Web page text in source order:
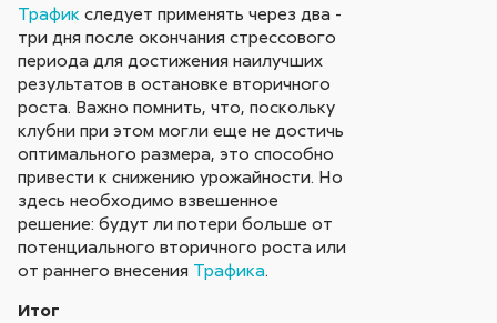
Трафик следует применять через два -
три дня после окончания стрессового
периода для достижения наилучших
результатов в остановке вторичного
роста. Важно помнить, что, поскольку
клубни при этом могли еще не достичь
оптимального размера, это способно
привести к снижению урожайности. Но
здесь необходимо взвешенное
решение: будут ли потери больше от
потенциального вторичного роста или
от раннего внесения Трафика.
Итог